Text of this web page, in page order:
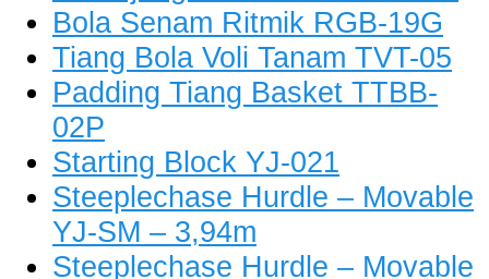
Bola Senam Ritmik RGB-19G
Tiang Bola Voli Tanam TVT-05
Padding Tiang Basket TTBB-
02P
Starting Block YJ-021
Steeplechase Hurdle – Movable
YJ-SM – 3,94m
Steeplechase Hurdle – Movable